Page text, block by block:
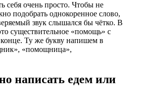
себя очень просто. Чтобы не
подобрать однокоренное слово,
звук слышался бы чётко. В
существительное «помощь» с
Ту же букву напишем в
«помощница»,
написать едем или